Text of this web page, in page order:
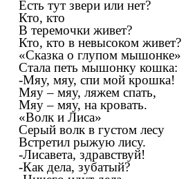
Есть тут звери или нет?
Кто, кто
В теремочки живет?
Кто, кто в невысоком живет?
«Сказка о глупом мышонке»
Стала петь мышонку кошка:
-Мяу, мяу, спи мой крошка!
Мяу – мяу, ляжем спать,
Мяу – мяу, на кровать.
«Волк и Лиса»
Серый волк в густом лесу
Встретил рыжую лису.
-Лисавета, здравствуй!
-Как дела, зубатый?